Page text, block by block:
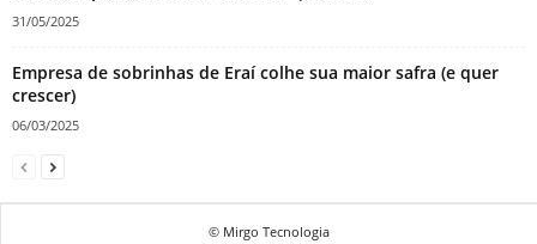
31/05/2025
Empresa de sobrinhas de Eraí colhe sua maior safra (e quer
crescer)
06/03/2025
© Mirgo Tecnologia